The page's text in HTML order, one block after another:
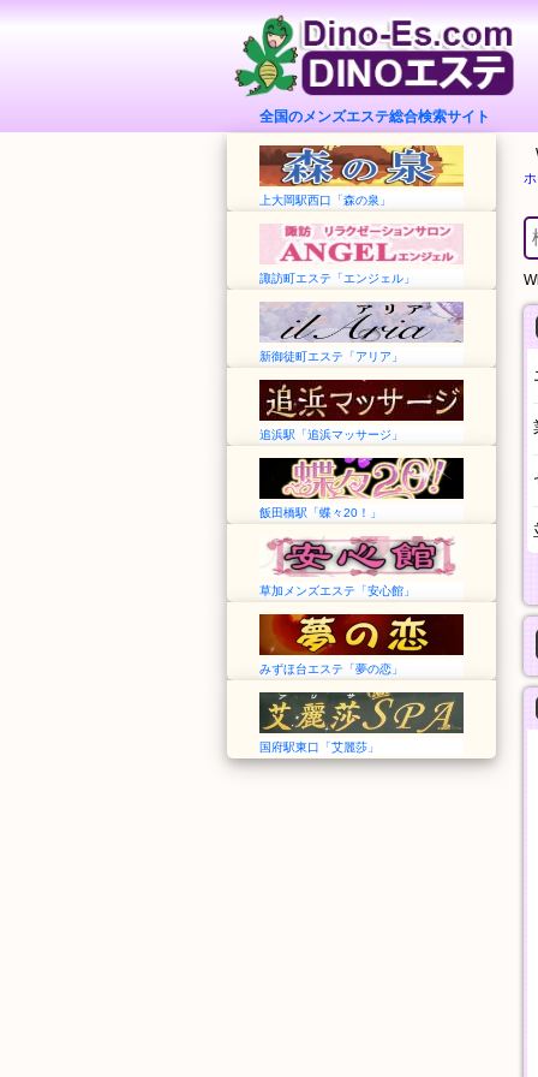
全国のメンズエステ総合検索サイト
上大岡駅西口「森の泉」
諏訪町エステ「エンジェル」
新御徒町エステ「アリア」
追浜駅「追浜マッサージ」
飯田橋駅「蝶々20！」
草加メンズエステ「安心館」
みずほ台エステ「夢の恋」
国府駅東口「艾麗莎」